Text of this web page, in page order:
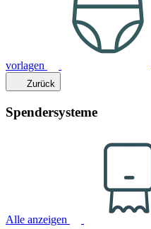
vorlagen
Zurück
Spendersysteme
Alle anzeigen